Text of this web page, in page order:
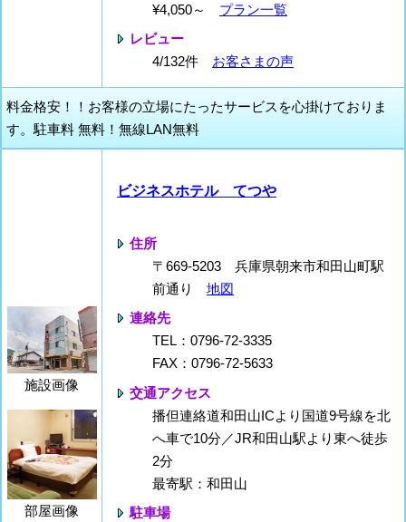
¥4,050～ プラン一覧
レビュー
4/132件 お客さまの声
料金格安！！お客様の立場にたったサービスを心掛けておりま
す。駐車料 無料！無線LAN無料
施設画像
部屋画像
ビジネスホテル てつや
住所
〒669-5203 兵庫県朝来市和田山町駅
前通り 地図
連絡先
TEL：0796-72-3335
FAX：0796-72-5633
交通アクセス
播但連絡道和田山ICより国道9号線を北
へ車で10分／JR和田山駅より東へ徒歩
2分
最寄駅：和田山
駐車場